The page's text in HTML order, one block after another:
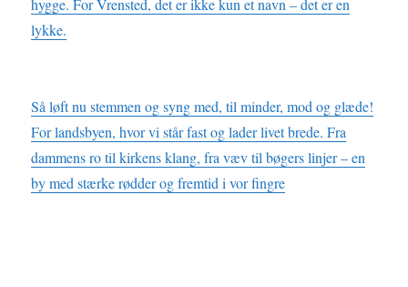
hygge. For Vrensted, det er ikke kun et navn – det er en
lykke.
Så løft nu stemmen og syng med, til minder, mod og glæde!
For landsbyen, hvor vi står fast og lader livet brede. Fra
dammens ro til kirkens klang, fra væv til bøgers linjer – en
by med stærke rødder og fremtid i vor fingre